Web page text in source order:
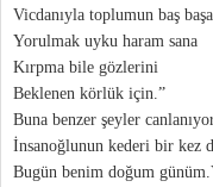
Vicdanıyla toplumun baş başa
Yorulmak uyku haram sana
Kırpma bile gözlerini
Beklenen körlük için.”
Buna benzer şeyler
İnsanoğlunun kederi bir kez
Bugün benim doğum